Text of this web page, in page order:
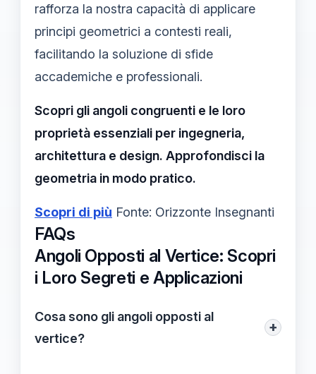
rafforza la nostra capacità di applicare
principi geometrici a contesti reali,
facilitando la soluzione di sfide
accademiche e professionali.
Scopri gli angoli congruenti e le loro
proprietà essenziali per ingegneria,
architettura e design. Approfondisci la
geometria in modo pratico.
Scopri di più Fonte: Orizzonte Insegnanti
FAQs
Angoli Opposti al Vertice: Scopri
i Loro Segreti e Applicazioni
Cosa sono gli angoli opposti al
vertice?
+